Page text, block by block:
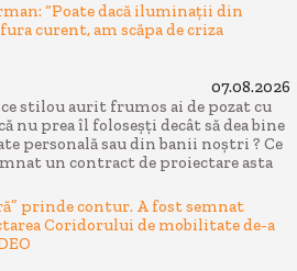
“Poate dacă iluminații din
curent, am scăpa de criza
07.08.2026
stilou aurit frumos ai de pozat cu
nu prea îl foloseșți decât să dea bine
personală sau din banii noștri ? Ce
un contract de proiectare asta
prinde contur. A fost semnat
Coridorului de mobilitate de-a